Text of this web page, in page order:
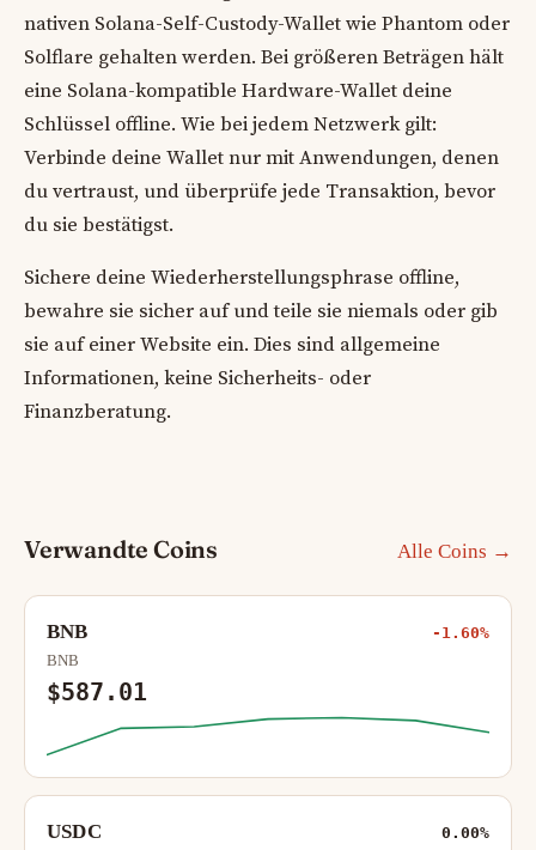
nativen Solana-Self-Custody-Wallet wie Phantom oder
Solflare gehalten werden. Bei größeren Beträgen hält
eine Solana-kompatible Hardware-Wallet deine
Schlüssel offline. Wie bei jedem Netzwerk gilt:
Verbinde deine Wallet nur mit Anwendungen, denen
du vertraust, und überprüfe jede Transaktion, bevor
du sie bestätigst.
Sichere deine Wiederherstellungsphrase offline,
bewahre sie sicher auf und teile sie niemals oder gib
sie auf einer Website ein. Dies sind allgemeine
Informationen, keine Sicherheits- oder
Finanzberatung.
Verwandte Coins Alle Coins →
BNB -1.60%
BNB
$587.01
USDC 0.00%